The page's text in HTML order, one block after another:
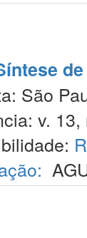
São
v.